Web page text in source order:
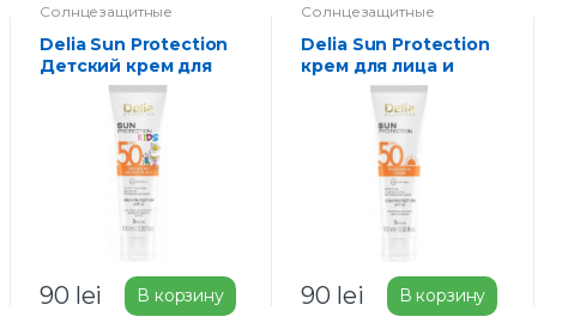
Солнцезащитные
средства
Delia Sun Protection
Детский крем для
лица и тела с SPF 50,
защита от солнца,
90 lei В корзину
Солнцезащитные
средства
Delia Sun Protection
крем для лица и
тела SPF 50, 100 мл
90 lei В корзину